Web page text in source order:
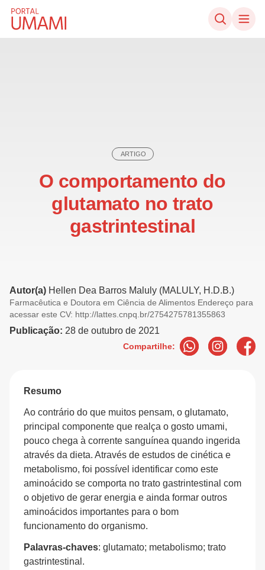
Ir direto ao conteúdo
ARTIGO
O comportamento do
glutamato no trato
gastrintestinal
Autor(a) Hellen Dea Barros Maluly (MALULY, H.D.B.)
Farmacêutica e Doutora em Ciência de Alimentos Endereço para
acessar este CV: http://lattes.cnpq.br/2754275781355863
Publicação: 28 de outubro de 2021
Compartilhe:
Resumo
Ao contrário do que muitos pensam, o glutamato,
principal componente que realça o gosto umami,
pouco chega à corrente sanguínea quando ingerida
através da dieta. Através de estudos de cinética e
metabolismo, foi possível identificar como este
aminoácido se comporta no trato gastrintestinal com
o objetivo de gerar energia e ainda formar outros
aminoácidos importantes para o bom
funcionamento do organismo.
Palavras-chaves: glutamato; metabolismo; trato
gastrintestinal.